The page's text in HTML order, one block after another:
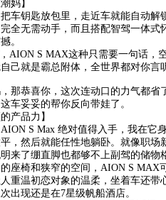
妈】
车钥匙放包里，走近车就能自动
全无需动手，而且搭配智驾一体
。
AION S MAX这种只需要一句话
己就是霸总附体，全世界都对你
那恭喜你，这次连动口的力气都
车妥妥的帮你反向带娃了。
产品力】
S Max 绝对值得入手，我在它
，然后就能任性地躺卧。就像职
来了绷直脚也都够不上副驾的储物
座椅和狭窄的空间，AION S
重温初恋对象的温柔，坐着车还
出现还是在7星级帆船酒店。